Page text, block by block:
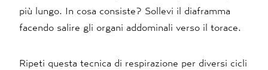
più lungo. In cosa consiste? Sollevi il diaframma
facendo salire gli organi addominali verso il torace.
Ripeti questa tecnica di respirazione per diversi cicli